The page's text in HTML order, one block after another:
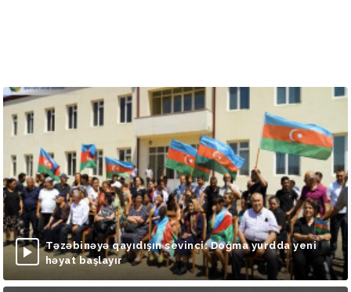
Təzəbinəyə qayıdışın sevinci: Doğma yurdda yeni
həyat başlayır